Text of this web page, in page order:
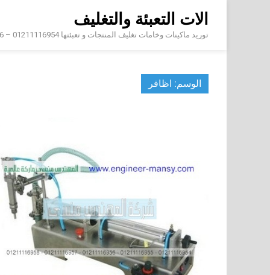
content
الات التعبئة والتغليف
توريد ماكينات وخامات تغليف المنتجات و تعبئتها 01211116954 – 01211116956 – 01211116958
الوسم: اظافر